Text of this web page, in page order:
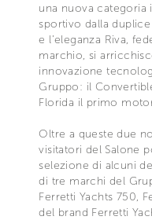
una nuova categoria
sportivo dalla
e l’eleganza Riva,
marchio, si
innovazione
Gruppo: il
Florida il primo
Oltre a queste due
visitatori del Salone
selezione di alcuni
di tre marchi del
Ferretti Yachts 750,
del brand Ferretti